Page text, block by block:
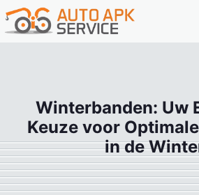
Winterbanden: Uw
Keuze voor
in de